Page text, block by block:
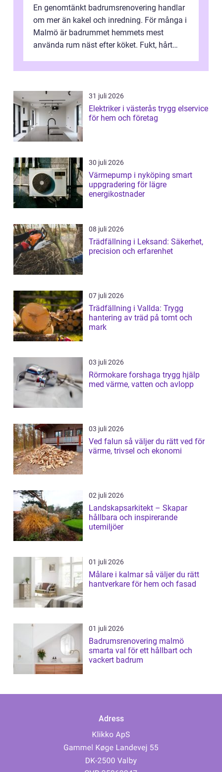
En genomtänkt badrumsrenovering handlar
om mer än kakel och inredning. För många i
Malmö är badrummet hemmets mest
använda rum näst efter köket. Fukt, hårt
...
31 juli 2026
Elektriker i västerås trygg elservice
för hem och företag
30 juli 2026
Värmepump i nyköping smart
uppgradering för lägre
energikostnader
08 juli 2026
Trädfällning i Leksand: Säkerhet,
precision och erfarenhet
07 juli 2026
Trädfällning i Vallda: Trygg
hantering av träd på tomt och
mark
03 juli 2026
Rörmokare forshaga trygg hjälp
med värme, vatten och avlopp
03 juli 2026
Ved falun så väljer du rätt ved för
värme, trivsel och ekonomi
02 juli 2026
Landskapsarkitekt – Skapar
hållbara och inspirerande
utemiljöer
01 juli 2026
Målare i kalmar så väljer du rätt
hantverkare för hem och fasad
01 juli 2026
Badrumsrenovering malmö
smarta val för ett hållbart och
vackert badrum
Adress